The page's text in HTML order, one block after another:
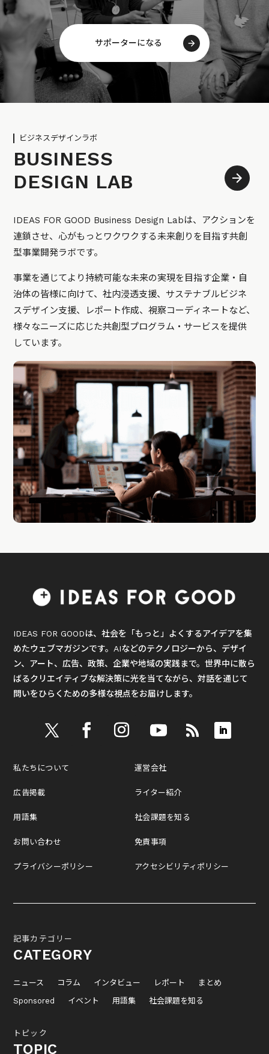
サポーターになる
ビジネスデザインラボ
BUSINESS
DESIGN LAB
IDEAS FOR GOOD Business Design Labは、アクションを
連鎖させ、心がもっとワクワクする未来創りを目指す共創
型事業開発ラボです。
事業を通じてより持続可能な未来の実現を目指す企業・自
治体の皆様に向けて、社内浸透支援、サステナブルビジネ
スデザイン支援、レポート作成、視察コーディネートなど、
様々なニーズに応じた共創型プログラム・サービスを提供
しています。
IDEAS FOR GOODは、社会を「もっと」よくするアイデアを集
めたウェブマガジンです。AIなどのテクノロジーから、デザイ
ン、アート、広告、政策、企業や地域の実践まで。世界中に散ら
ばるクリエイティブな解決策に光を当てながら、対話を通じて
問いをひらくための多様な視点をお届けします。
私たちについて
広告掲載
用語集
お問い合わせ
プライバシーポリシー
運営会社
ライター紹介
社会課題を知る
免責事項
アクセシビリティポリシー
記事カテゴリー
CATEGORY
ニュース コラム インタビュー レポート
まとめ
Sponsored
イベント 用語集 社会課題を知る
トピック
TOPIC